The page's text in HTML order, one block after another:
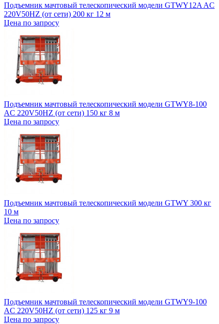
Подъемник мачтовый телескопический модели GTWY12A AC
220V50HZ (от сети) 200 кг 12 м
Цена по запросу
Подъемник мачтовый телескопический модели GTWY8-100
AC 220V50HZ (от сети) 150 кг 8 м
Цена по запросу
Подъемник мачтовый телескопический модели GTWY 300 кг
10 м
Цена по запросу
Подъемник мачтовый телескопический модели GTWY9-100
AC 220V50HZ (от сети) 125 кг 9 м
Цена по запросу